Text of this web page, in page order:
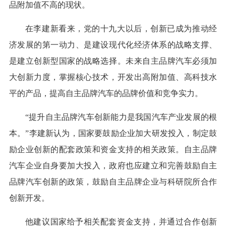
品附加值不高的现状。
在李建新看来，党的十九大以后，创新已成为推动经
济发展的第一动力、是建设现代化经济体系的战略支撑、
是建立创新型国家的战略选择。未来自主品牌汽车必须加
大创新力度，掌握核心技术，开发出高附加值、高科技水
平的产品，提高自主品牌汽车的品牌价值和竞争实力。
“提升自主品牌汽车创新能力是我国汽车产业发展的根
本。”李建新认为，国家要鼓励企业加大研发投入，制定鼓
励企业创新的配套政策和资金支持的相关政策。自主品牌
汽车企业自身要加大投入，政府也应建立和完善鼓励自主
品牌汽车创新的政策，鼓励自主品牌企业与科研院所合作
创新开发。
他建议国家给予相关配套资金支持，并通过合作创新